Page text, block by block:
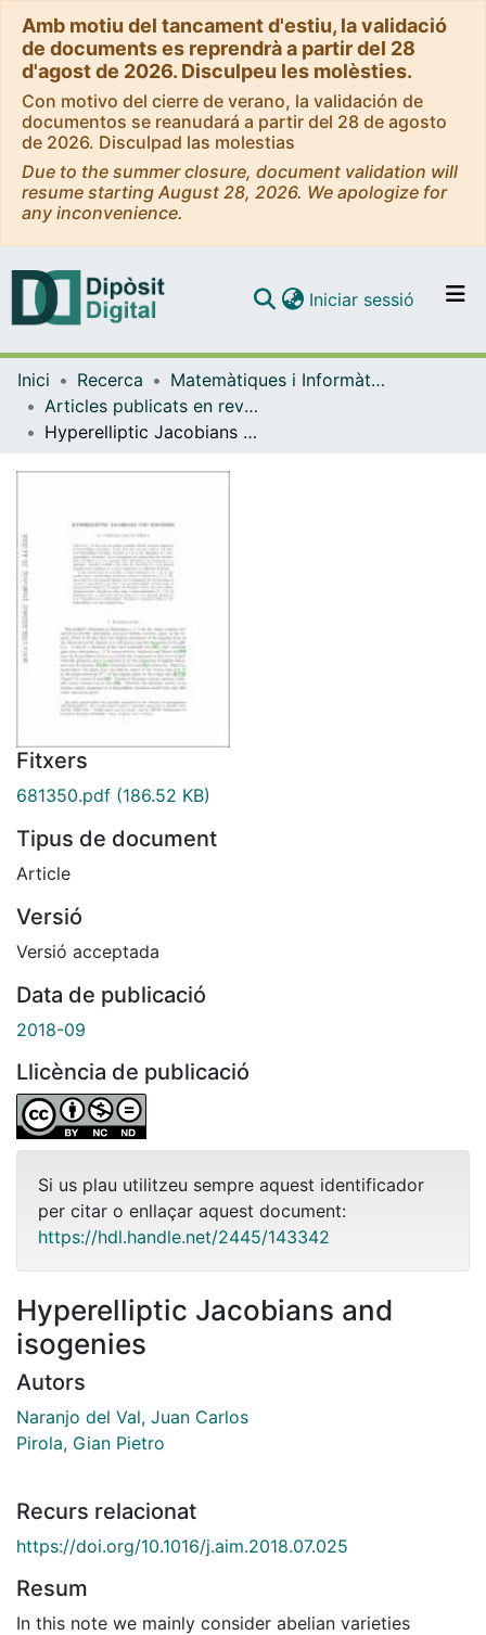
Amb motiu del tancament d'estiu, la validació
de documents es reprendrà a partir del 28
d'agost de 2026. Disculpeu les molèsties.
Con motivo del cierre de verano, la validación de
documentos se reanudará a partir del 28 de agosto
de 2026. Disculpad las molestias
Due to the summer closure, document validation will
resume starting August 28, 2026. We apologize for
any inconvenience.
Navega per tot el DD
Contacte
Iniciar sessió (current)
Inici Recerca
Matemàtiques i Informàtica
Articles publicats en revistes (Matemàtiques i Informàtica)
Hyperelliptic Jacobians and isogenies
Fitxers
681350.pdf (186.52 KB)
Tipus de document
Article
Versió
Versió acceptada
Data de publicació
2018-09
Llicència de publicació
Si us plau utilitzeu sempre aquest identificador
per citar o enllaçar aquest document:
https://hdl.handle.net/2445/143342
Hyperelliptic Jacobians and
isogenies
Autors
Naranjo del Val, Juan Carlos
Pirola, Gian Pietro
Recurs relacionat
https://doi.org/10.1016/j.aim.2018.07.025
Resum
In this note we mainly consider abelian varieties